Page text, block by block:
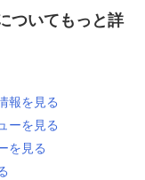
ついてもっと詳
報を見る
ーを見る
を見る